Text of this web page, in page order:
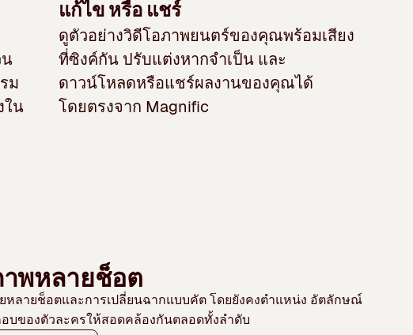
น
ม
ใน
แก้ไข หรือ แชร์
ดูตัวอย่างวิดีโอภาพยนตร์ของคุณพร้อมเสียง
ที่ซิงค์กัน ปรับแต่งหากจำเป็น และ
ดาวน์โหลดหรือแชร์ผลงานของคุณได้
โดยตรงจาก Magnific
พหลายช็อต
หลายช็อตและการเปลี่ยนฉากแบบคัต โดยยังคงตำแหน่ง อัตลักษณ์
บของตัวละครให้สอดคล้องกันตลอดทั้งลำดับ